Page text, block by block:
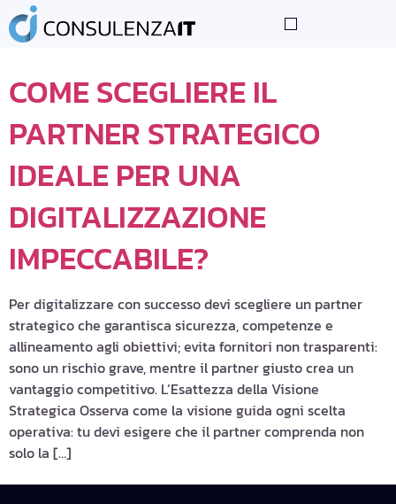
TAG:PARTNERSHIP
COME SCEGLIERE IL
PARTNER STRATEGICO
IDEALE PER UNA
DIGITALIZZAZIONE
IMPECCABILE?
Per digitalizzare con successo devi scegliere un partner
strategico che garantisca sicurezza, competenze e
allineamento agli obiettivi; evita fornitori non trasparenti:
sono un rischio grave, mentre il partner giusto crea un
vantaggio competitivo. L’Esattezza della Visione
Strategica Osserva come la visione guida ogni scelta
operativa: tu devi esigere che il partner comprenda non
solo la […]